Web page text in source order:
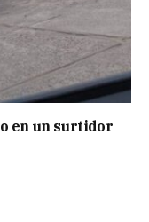
en un surtidor